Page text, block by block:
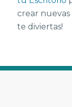
crear nuevas
te diviertas!